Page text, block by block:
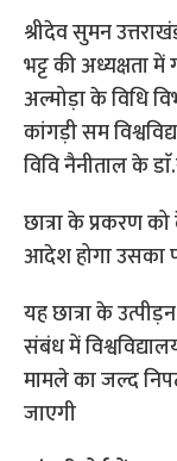
श्रीदेव सुमन
भट्ट की अध्यक्षता
अल्मोड़ा के विधि
कांगड़ी सम
विवि नैनीताल के
छात्रा के प्रकरण
आदेश होगा उसका
यह छात्रा के
संबंध में
मामले का जल्द
जाएगी